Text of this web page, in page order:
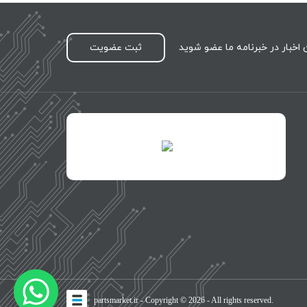
در خبرنامه ما عضو شوید ثبت عضویت
طراحی partsmarket.ir- Copyright © 2026 - All rights reserved.